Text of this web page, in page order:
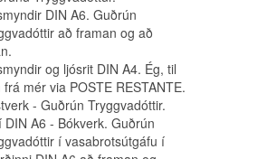
DIN A6. Guðrún
að framan og að
og ljósrit DIN A4. Ég, til
frá mér via POSTE RESTANTE.
- Guðrún Tryggvadóttir.
DIN A6 - Bókverk. Guðrún
í vasabrotsútgáfu í
handgerðum og
eintökum.
með textum,
ljósritum og blandaðri
120 bls. Gefin út í tveimur
og tölusettum
sendanda innan ákveðins
af einu dæmi, bréfinu til mín frá
og var endursent.